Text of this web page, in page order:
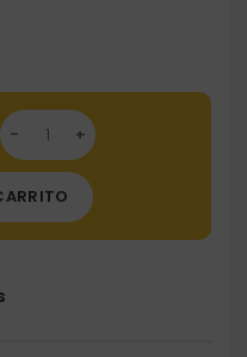
Winmau Darts Vecta Shaft